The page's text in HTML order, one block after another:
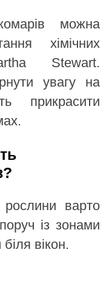
можна
хімічних
Stewart.
увагу на
прикрасити
рослини варто
із зонами
вікон.